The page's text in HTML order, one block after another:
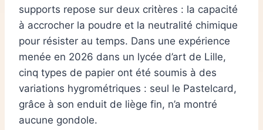
supports repose sur deux critères : la capacité
à accrocher la poudre et la neutralité chimique
pour résister au temps. Dans une expérience
menée en 2026 dans un lycée d’art de Lille,
cinq types de papier ont été soumis à des
variations hygrométriques : seul le Pastelcard,
grâce à son enduit de liège fin, n’a montré
aucune gondole.